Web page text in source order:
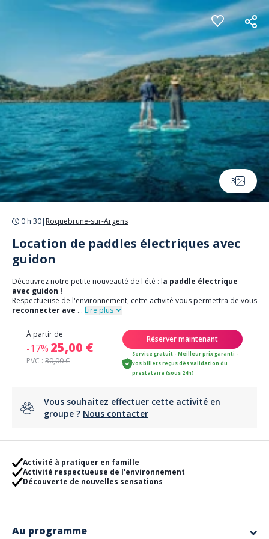
Panneau de gestion des cookies
3
0 h 30| Roquebrune-sur-Argens
Location de paddles électriques avec
guidon
Découvrez notre petite nouveauté de l'été : la paddle électrique
avec guidon !
Respectueuse de l'environnement, cette activité vous permettra de vous
reconnecter ave ... Lire plus
À partir de
-17% 25,00 €
PVC :30,00 €
Réserver maintenant
Service gratuit - Meilleur prix garanti -
vos billets reçus dès validation du
prestataire (sous 24h)
Vous souhaitez effectuer cette activité en
groupe ? Nous contacter
Activité à pratiquer en famille
Activité respectueuse de l'environnement
Découverte de nouvelles sensations
Au programme